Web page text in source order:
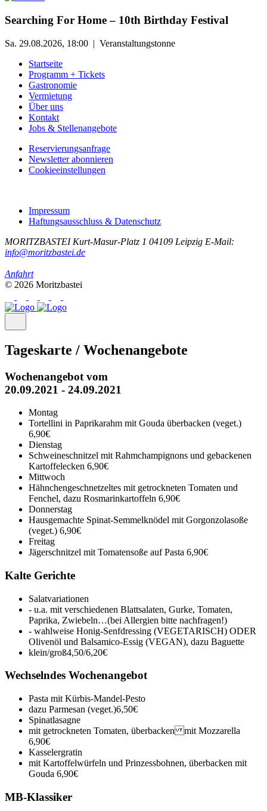
Searching For Home – 10th Birthday Festival
Sa. 29.08.2026, 18:00 | Veranstaltungstonne
Startseite
Programm + Tickets
Gastronomie
Vermietung
Über uns
Kontakt
Jobs & Stellenangebote
Reservierungsanfrage
Newsletter abonnieren
Cookieeinstellungen
Impressum
Haftungsausschluss & Datenschutz
MORITZBASTEI Kurt-Masur-Platz 1 04109 Leipzig E-Mail:
info@moritzbastei.de
Anfahrt
© 2026 Moritzbastei
Tageskarte / Wochenangebote
Wochenangebot vom
20.09.2021 - 24.09.2021
Montag
Tortellini in Paprikarahm mit Gouda überbacken (veget.)
6,90€
Dienstag
Schweineschnitzel mit Rahmchampignons und gebackenen
Kartoffelecken 6,90€
Mittwoch
Hähnchengeschnetzeltes mit getrockneten Tomaten und
Fenchel, dazu Rosmarinkartoffeln 6,90€
Donnerstag
Hausgemachte Spinat-Semmelknödel mit Gorgonzolasoße
(veget.) 6,90€
Freitag
Jägerschnitzel mit Tomatensoße auf Pasta 6,90€
Kalte Gerichte
Salatvariationen
- u.a. mit verschiedenen Blattsalaten, Gurke, Tomaten,
Paprika, Zwiebeln…(bei Allergien bitte nachfragen!)
- wahlweise Honig-Senfdressing (VEGETARISCH) ODER
Olivenöl und Balsamico-Essig (VEGAN), dazu Baguette
klein/groß4,50/6,20€
Wechselndes Wochenangebot
Pasta mit Kürbis-Mandel-Pesto
dazu Parmesan (veget.)6,50€
Spinatlasagne
mit getrockneten Tomaten, überbacken mit Mozzarella
6,90€
Kasselergratin
mit Kartoffelwürfeln und Prinzessbohnen, überbacken mit
Gouda 6,90€
MB-Klassiker